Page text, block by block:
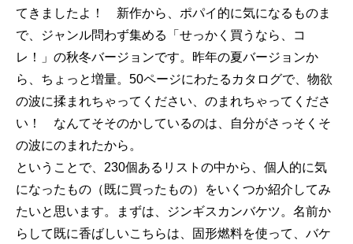
てきましたよ！ 新作から、ポパイ的に気になるものま
で、ジャンル問わず集める「せっかく買うなら、コ
レ！」の秋冬バージョンです。昨年の夏バージョンか
ら、ちょっと増量。50ページにわたるカタログで、物欲
の波に揉まれちゃってください、のまれちゃってくださ
い！ なんてそそのかしているのは、自分がさっそくそ
の波にのまれたから。
ということで、230個あるリストの中から、個人的に気
になったもの（既に買ったもの）をいくつか紹介してみ
たいと思います。まずは、ジンギスカンバケツ。名前か
らして既に香ばしいこちらは、固形燃料を使って、バケ